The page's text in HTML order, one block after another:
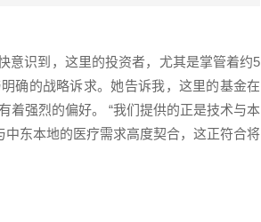
意识到，这里的投资者，尤其是掌管着约5
确的战略诉求。她告诉我，这里的基金在
着强烈的偏好。 “我们提供的正是技术与本
东本地的医疗需求高度契合，这正符合将